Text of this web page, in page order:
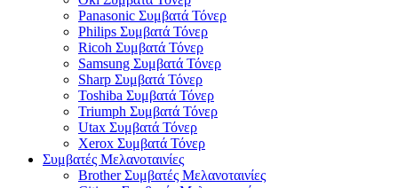
Panasonic Συμβατά Τόνερ
Philips Συμβατά Τόνερ
Ricoh Συμβατά Τόνερ
Samsung Συμβατά Τόνερ
Sharp Συμβατά Τόνερ
Toshiba Συμβατά Τόνερ
Triumph Συμβατά Τόνερ
Utax Συμβατά Τόνερ
Xerox Συμβατά Τόνερ
Συμβατές Μελανοταινίες
Brother Συμβατές Μελανοταινίες